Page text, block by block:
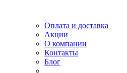
Оплата и доставка
Акции
О компании
Контакты
Блог